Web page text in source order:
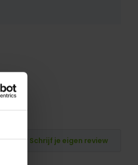
Schrijf je eigen review